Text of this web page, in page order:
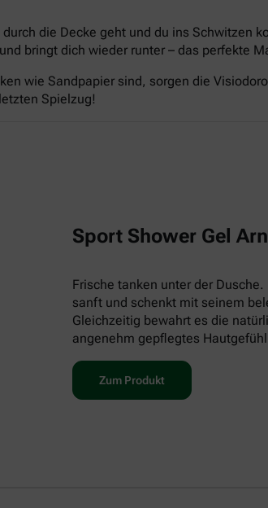
die Decke geht und du ins Schwitzen
bringt dich wieder runter – das perfekte
wie Sandpapier sind, sorgen die
Spielzug!
Sport Shower Gel
Frische tanken unter der
sanft und schenkt mit seinem
Gleichzeitig bewahrt es die
angenehm gepflegtes
Zum Produkt